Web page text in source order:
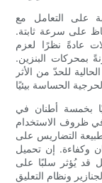
على التعامل مع
على سرعة ثابتة.
عادةً نظرًا لعزم
بمحركات البنزين.
للحدّ من الأثر
بخمسة أطنان في
في ظروف الاستخدام
التضاريس على
وكفاءة. إن تحميل
قد يُؤثر سلبًا على